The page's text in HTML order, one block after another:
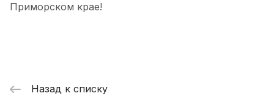
Приморском крае!
Назад к списку